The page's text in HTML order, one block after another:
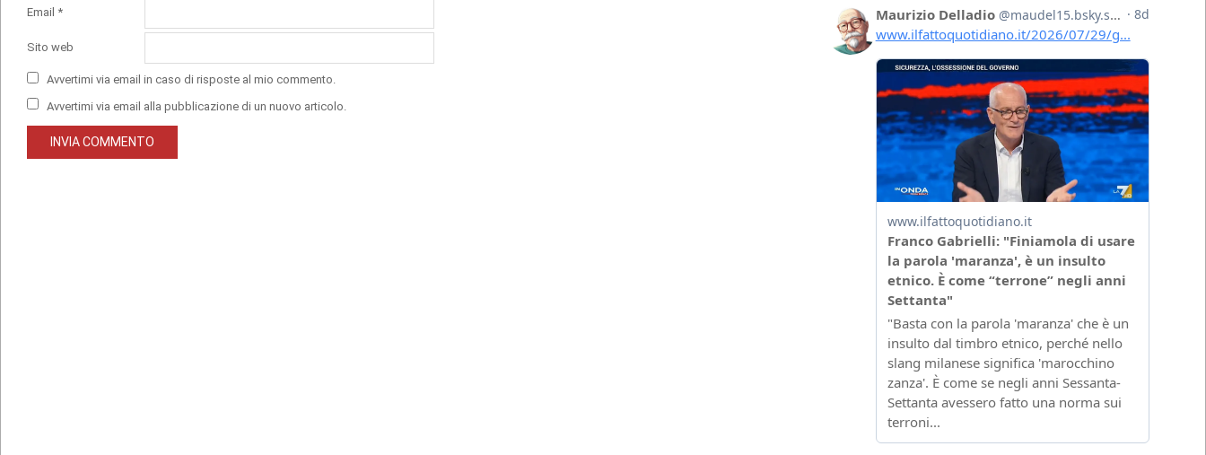
Email *
Sito web
Avvertimi via email in caso di risposte al mio commento.
Avvertimi via email alla pubblicazione di un nuovo articolo.